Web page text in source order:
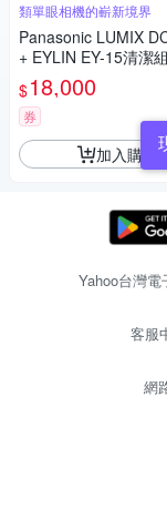
類單眼相機的嶄新境界
Panasonic LUMIX
+ EYLIN EY-15清潔
ght ZY-2614相機包 +
瑪 HD-100C電子除濕
D (公司貨)
$18,000
券
加入購物
Yahoo台灣
客服
網